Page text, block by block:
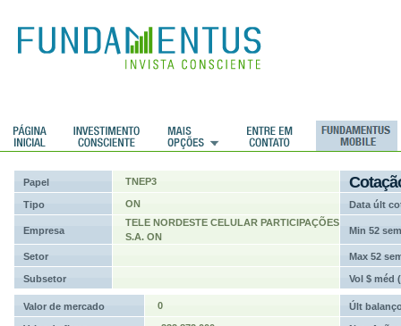
Papel TNEP3
Tipo ON Data últ
Empresa
TELE NORDESTE CELULAR PARTICIPAÇÕES
S.A. ON
Min 52 sem
Setor Max 52
Subsetor Vol $ méd
Valor de mercado 0 Últ